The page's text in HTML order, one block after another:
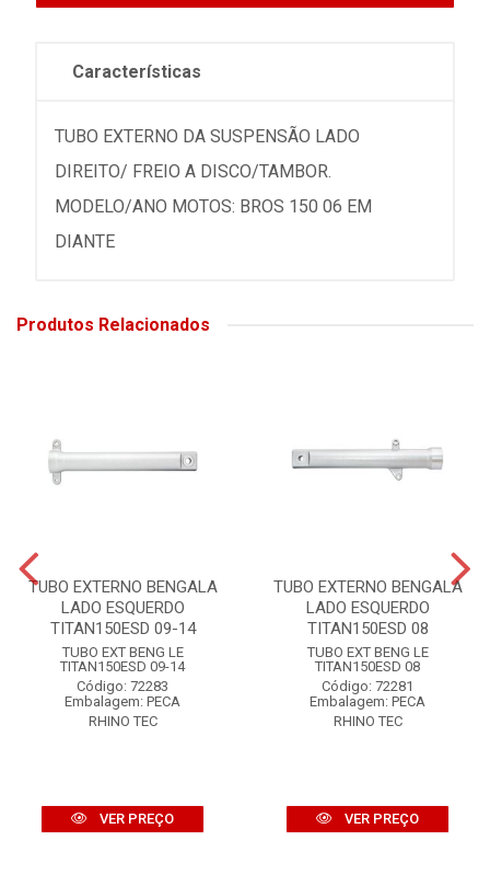
Características
TUBO EXTERNO DA SUSPENSÃO LADO
DIREITO/ FREIO A DISCO/TAMBOR.
MODELO/ANO MOTOS: BROS 150 06 EM
DIANTE
Produtos Relacionados
TUBO EXTERNO BENGALA
LADO ESQUERDO
TITAN150ESD 09-14
TUBO EXT BENG LE
TITAN150ESD 09-14
Código: 72283
Embalagem: PECA
RHINO TEC
VER PREÇO
TUBO EXTERNO BENGALA
LADO ESQUERDO
TITAN150ESD 08
TUBO EXT BENG LE
TITAN150ESD 08
Código: 72281
Embalagem: PECA
RHINO TEC
VER PREÇO